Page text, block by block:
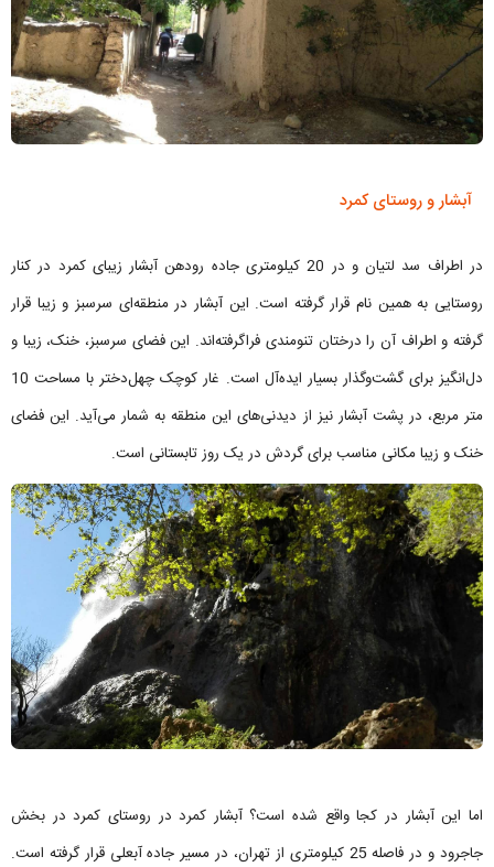
آبشار و روستای کمرد
در اطراف سد لتیان و در 20 کیلومتری جاده رودهن آبشار زیبای کمرد در کنار
روستایی به همین نام قرار گرفته است. این آبشار در منطقه‌ای سرسبز و زیبا قرار
گرفته و اطراف آن را درختان تنومندی فراگرفته‌اند. این فضای سرسبز، خنک، زیبا و
دل‌انگیز برای گشت‌وگذار بسیار ایده‌آل است. غار کوچک چهل‌دختر با مساحت 10
متر مربع، در پشت آبشار نیز از دیدنی‌های این منطقه به شمار می‌آید. این فضای
خنک و زیبا مکانی مناسب برای گردش در یک روز تابستانی است.
اما این آبشار در کجا واقع شده است؟ آبشار کمرد در روستای کمرد در بخش
جاجرود و در فاصله 25 کیلومتری از تهران، در مسیر جاده آبعلی قرار گرفته است.